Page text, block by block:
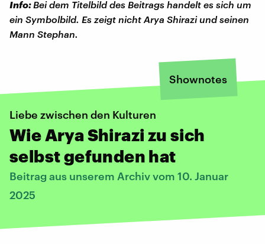
Info: Bei dem Titelbild des Beitrags handelt es sich um
ein Symbolbild. Es zeigt nicht Arya Shirazi und seinen
Mann Stephan.
Shownotes
Liebe zwischen den Kulturen
Wie Arya Shirazi zu sich
selbst gefunden hat
Beitrag aus unserem Archiv vom 10. Januar
2025